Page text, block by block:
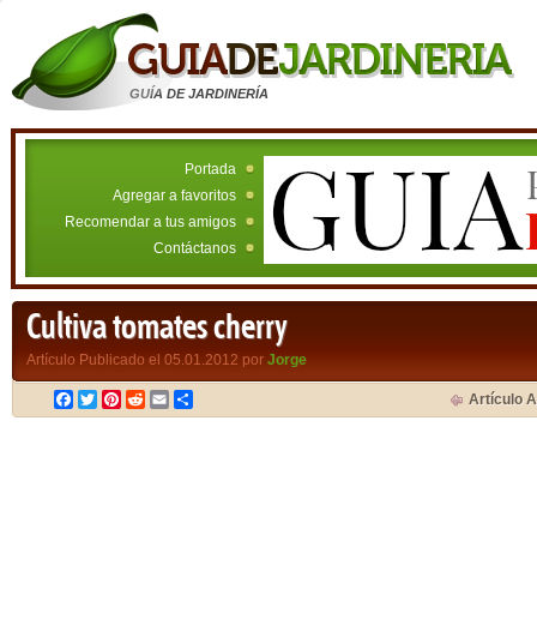
GUÍA DE JARDINERÍA
Portada
Agregar a favoritos
Recomendar a tus amigos
Contáctanos
Cultiva tomates cherry
Artículo Publicado el 05.01.2012 por Jorge
Facebook
TwitterPinterest
RedditEmail Artículo